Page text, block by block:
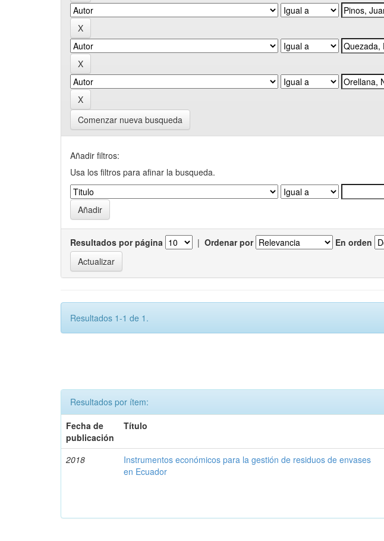
Comenzar nueva busqueda
Añadir filtros:
Usa los filtros para afinar la busqueda.
Resultados por página | Ordenar por En orden
Resultados 1-1 de 1.
Resultados por ítem:
Fecha de
publicación
Título
2018
Instrumentos económicos para la gestión de residuos de envases
en Ecuador